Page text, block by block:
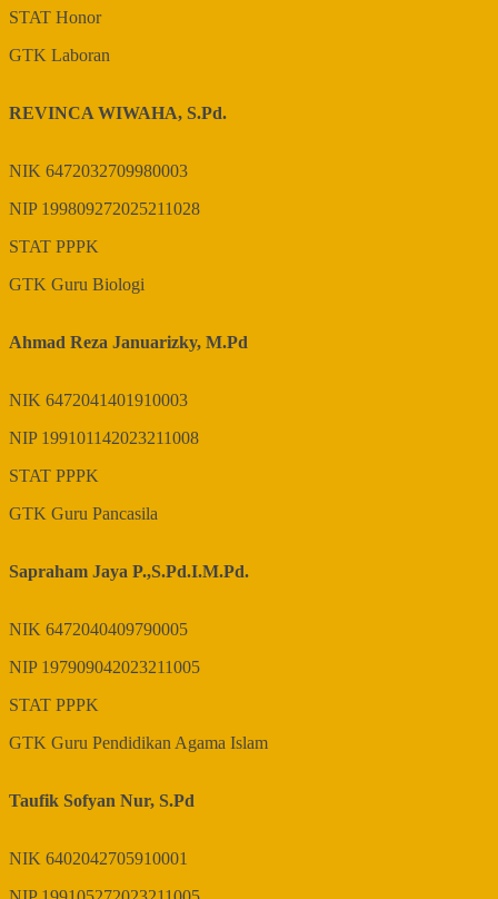
STAT Honor
GTK Laboran
REVINCA WIWAHA, S.Pd.
NIK 6472032709980003
NIP 199809272025211028
STAT PPPK
GTK Guru Biologi
Ahmad Reza Januarizky, M.Pd
NIK 6472041401910003
NIP 199101142023211008
STAT PPPK
GTK Guru Pancasila
Sapraham Jaya P.,S.Pd.I.M.Pd.
NIK 6472040409790005
NIP 197909042023211005
STAT PPPK
GTK Guru Pendidikan Agama Islam
Taufik Sofyan Nur, S.Pd
NIK 6402042705910001